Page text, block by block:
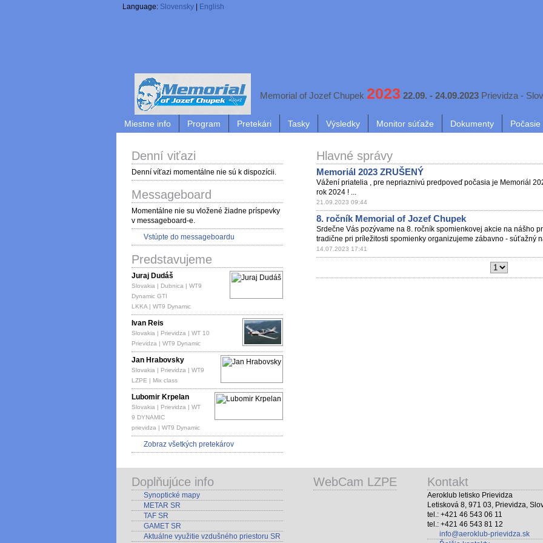
Language: Slovensky English
Memorial of Jozef Chupek 2023 22.09. - 24.09.2023 Prievidza -
Miestne info Program Pretekári Tasky Výsledky Monitor súťaže Dokumenty Počasie
Denní viťazi
Denní víťazi momentálne nie sú k dispozícii.
Messageboard
Momentálne nie su vložené žiadne príspevky
v messageboard-e.
Vstúpte do messageboardu
Predstavujeme
Juraj Dudáš
Slovakia | Dubnica | WT9
Dynamic GTI
LKKA | WT9 Dynamic
Ivan Reis
Slovakia | Prievidza | WT 10
Prievidza | WT9 Dynamic
Jan Hrabovsky
Slovakia | Prievidza | WT9
LZPE | Mix class
Lubomir Krpelan
Slovakia | Prievidza | WT
9 DYNAMIC
prievidza | WT9 Dynamic
Zobraz všetkých pretekárov
Hlavné správy
Memoriál 2023 ZRUŠENÝ
Vážení priatelia , pre nepriaznivú predpoveď počasia je Memoriál
rok 2024 ! ...
21.09.2023 09:44
8. ročník Memorial of Jozef Chupek
Srdečne Vás pozývame na 8. ročník spomienkovej akcie na nášho
tradične pri príležitosti spomienky organizujeme zábavno - súťažný
14.07.2023 17:41
Doplňujúce info
Synoptické mapy
METAR SR
TAF SR
GAMET SR
Aktuálne využitie vzdušného priestoru SR
WebCam LZPE Kontakt
Aeroklub letisko Prievidza
Letisková 8, 971 03, Prievidza,
tel.: +421 46 543 06 11
tel.: +421 46 543 81 12
info@aeroklub-prievidza.sk